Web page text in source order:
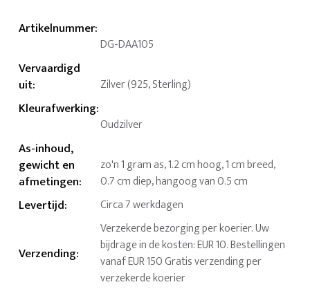
Artikelnummer:
DG-DAA105
Vervaardigd
uit: Zilver (925, Sterling)
Kleurafwerking:
Oudzilver
As-inhoud,
gewicht en
afmetingen:
zo'n 1 gram as, 1.2 cm hoog, 1 cm breed,
0.7 cm diep, hangoog van 0.5 cm
Levertijd: Circa 7 werkdagen
Verzending:
Verzekerde bezorging per koerier. Uw
bijdrage in de kosten: EUR 10. Bestellingen
vanaf EUR 150 Gratis verzending per
verzekerde koerier